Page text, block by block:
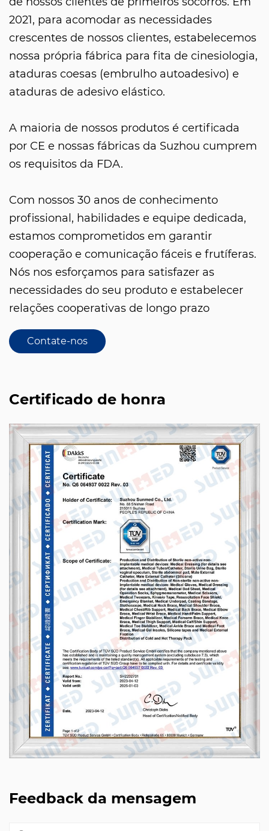
2021, para acomodar as necessidades
crescentes de nossos clientes, estabelecemos
nossa própria fábrica para fita de cinesiologia,
ataduras coesas (embrulho autoadesivo) e
ataduras de adesivo elástico.
A maioria de nossos produtos é certificada
por CE e nossas fábricas da Suzhou cumprem
os requisitos da FDA.
Com nossos 30 anos de conhecimento
profissional, habilidades e equipe dedicada,
estamos comprometidos em garantir
cooperação e comunicação fáceis e frutíferas.
Nós nos esforçamos para satisfazer as
necessidades do seu produto e estabelecer
relações cooperativas de longo prazo
Contate-nos
Certificado de honra
Feedback da mensagem